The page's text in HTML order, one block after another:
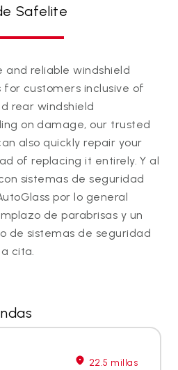
Safelite
reliable windshield
customers inclusive of
rear windshield
on damage, our trusted
also quickly repair your
of replacing it entirely. Y al
sistemas de seguridad
por lo general
de parabrisas y un
de sistemas de seguridad
cita.
22.5 millas